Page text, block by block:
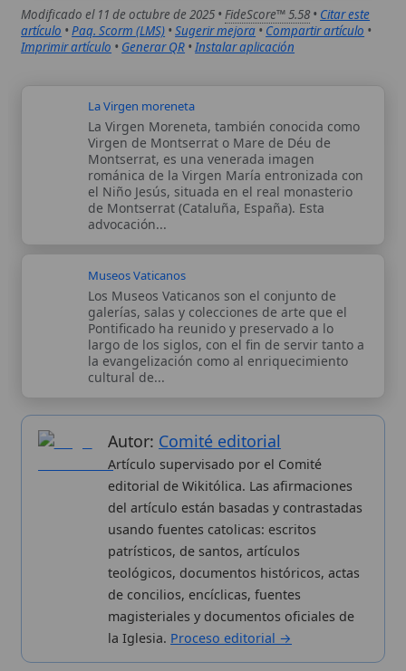
el Niño Jesús, situada en el real monasterio
de Montserrat (Cataluña, España). Esta
advocación...
Los Museos Vaticanos son el conjunto de
galerías, salas y colecciones de arte que el
Pontificado ha reunido y preservado a lo
largo de los siglos, con el fin de servir tanto a
la evangelización como al enriquecimiento
cultural de...
Artículo supervisado por el Comité
editorial de Wikitólica. Las afirmaciones
del artículo están basadas y contrastadas
usando fuentes catolicas: escritos
patrísticos, de santos, artículos
teológicos, documentos históricos, actas
de concilios, encíclicas, fuentes
Wikitólica © 2026. Enciclopedia del patrimonio doctrinal,
histórico y litúrgico de la Iglesia Católica. Parte de la red formativa
Custodio Animae
analíticas anónimas. LicenciaCC BY-SA(texto). Editado en
Valencia, España.ISSN: 3101-7339. Bajo el patrocinio de San
Sobre nosotros
Proceso editorial
Publicación seriada
Datos abiertos
Estadísticas
Política de privacidad
Categorias
Más visitados
Nuevas entradas
Cambios recientes
Aplicaciones
Widgets para tu web